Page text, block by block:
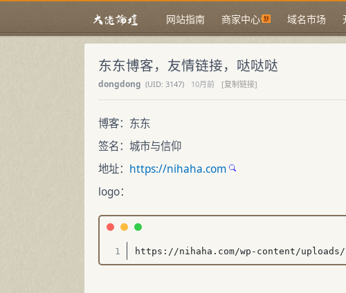
网站指南 商家中心 域名市场
东东博客，友情链接，哒哒哒
dongdong (UID: 3147) 10月前
[复制链接]
博客：东东
签名：城市与信仰
地址： https://nihaha.com
logo：
https://nihaha.com/wp-content/uploads/